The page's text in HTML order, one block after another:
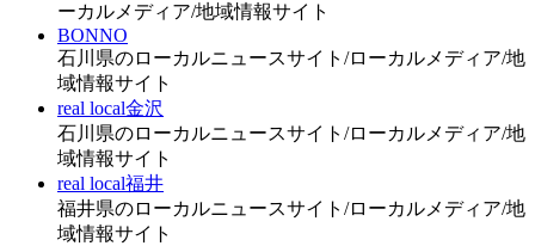
ーカルメディア/地域情報サイト
BONNO
石川県のローカルニュースサイト/ローカルメディア/地
域情報サイト
real local金沢
石川県のローカルニュースサイト/ローカルメディア/地
域情報サイト
real local福井
福井県のローカルニュースサイト/ローカルメディア/地
域情報サイト